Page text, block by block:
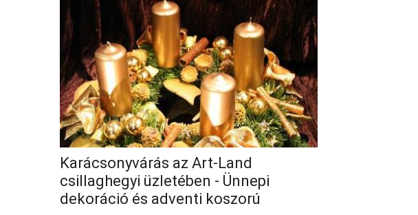
Karácsonyvárás az Art-Land
csillaghegyi üzletében - Ünnepi
dekoráció és adventi koszorú